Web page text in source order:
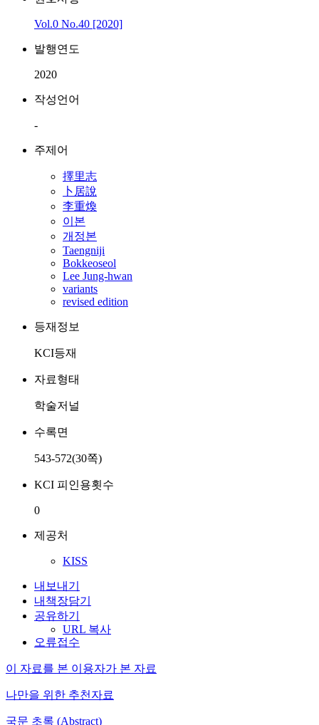
Vol.0 No.40 [2020]
발행연도
2020
작성언어
-
주제어
擇里志
卜居說
李重煥
이본
개정본
Taengniji
Bokkeoseol
Lee Jung-hwan
variants
revised edition
등재정보
KCI등재
자료형태
학술저널
수록면
543-572(30쪽)
KCI 피인용횟수
0
제공처
KISS
내보내기
내책장담기
공유하기
URL 복사
오류접수
이 자료를 본 이용자가 본 자료
나만을 위한 추천자료
국문 초록 (Abstract)